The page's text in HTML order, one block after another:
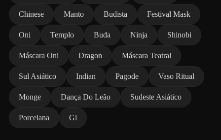
Chinese Manto Budista Festival Mask
Oni Templo Buda Ninja Shinobi
Máscara Oni Dragon Máscara Teatral
Sul Asiático Indian Pagode Vaso Ritual
Monge Dança Do Leão Sudeste Asiático
Porcelana Gi